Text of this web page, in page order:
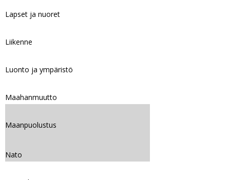
Lapset ja nuoret
Liikenne
Luonto ja ympäristö
Maahanmuutto
Maanpuolustus
Nato